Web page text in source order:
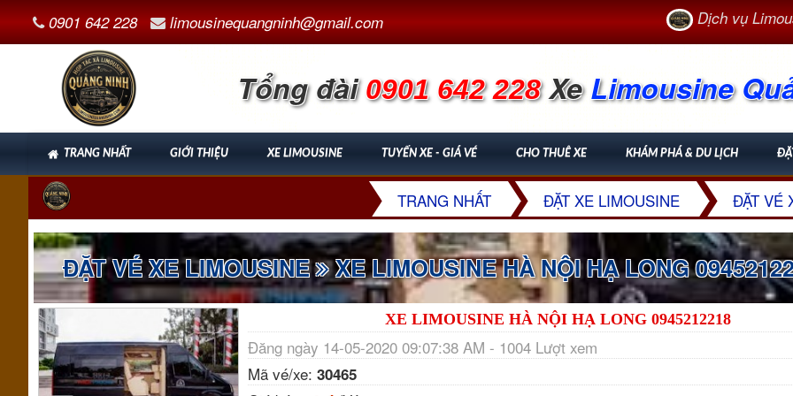
0901 642 228 limousinequangninh@gmail.com Dịch vụ Limousine
Tổng đài 0901 642 228XeLimousine
TRANG NHẤT GIỚI THIỆU XE LIMOUSINE TUYẾN XE - GIÁ VÉ CHO THUÊ XE KHÁM PHÁ & DU LỊCH
TRANG NHẤT ĐẶT XE LIMOUSINE ĐẶT VÉ
ĐẶT VÉ XE LIMOUSINE XE LIMOUSINE HÀ NỘI HẠ LONG
XE LIMOUSINE HÀ NỘI HẠ LONG 0945212218
Đăng ngày 14-05-2020 09:07:38 AM - 1004 Lượt xem
Mã vé/xe: 30465